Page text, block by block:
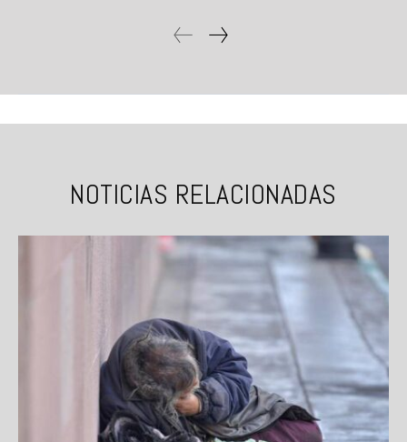
NOTICIAS RELACIONADAS